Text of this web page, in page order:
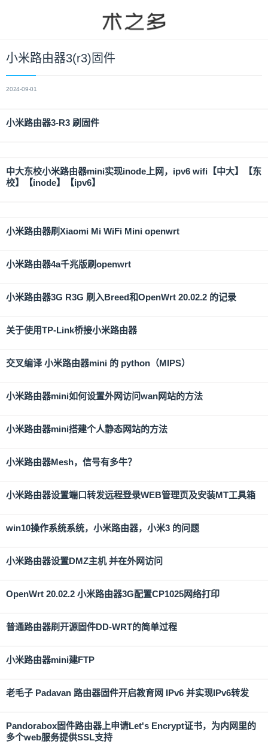
小米路由器3(r3)固件
2024-09-01
小米路由器3-R3 刷固件
中大东校小米路由器mini实现inode上网，ipv6 wifi【中大】【东
校】【inode】【ipv6】
小米路由器刷Xiaomi Mi WiFi Mini openwrt
小米路由器4a千兆版刷openwrt
小米路由器3G R3G 刷入Breed和OpenWrt 20.02.2 的记录
关于使用TP-Link桥接小米路由器
交叉编译 小米路由器mini 的 python（MIPS）
小米路由器mini如何设置外网访问wan网站的方法
小米路由器mini搭建个人静态网站的方法
小米路由器Mesh，信号有多牛？
小米路由器设置端口转发远程登录WEB管理页及安装MT工具箱
win10操作系统系统，小米路由器，小米3 的问题
小米路由器设置DMZ主机 并在外网访问
OpenWrt 20.02.2 小米路由器3G配置CP1025网络打印
普通路由器刷开源固件DD-WRT的简单过程
小米路由器mini建FTP
老毛子 Padavan 路由器固件开启教育网 IPv6 并实现IPv6转发
Pandorabox固件路由器上申请Let's Encrypt证书，为内网里的
多个web服务提供SSL支持